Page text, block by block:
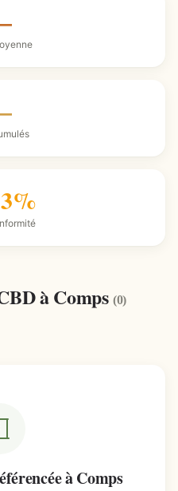
à Comps(0)
à Comps